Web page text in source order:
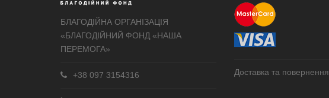
БЛАГОДІЙНА ОРГАНІЗАЦІЯ
«БЛАГОДІЙНИЙ ФОНД «НАША
ПЕРЕМОГА»
+38 097 3154316 Доставка та повернення